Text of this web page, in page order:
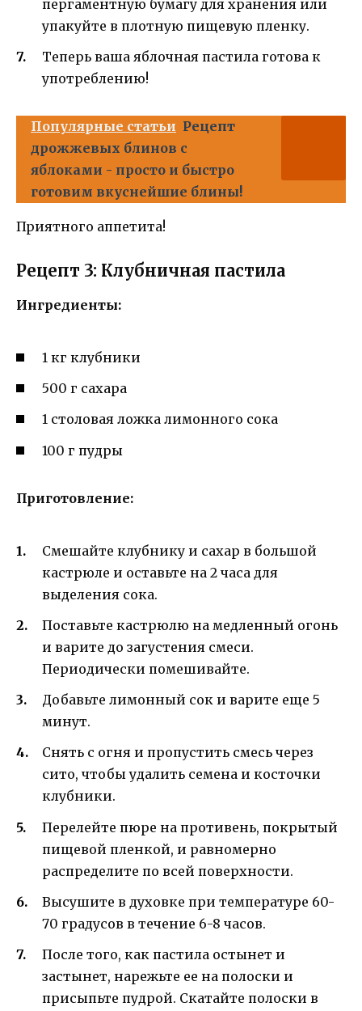
пергаментную бумагу для хранения или
упакуйте в плотную пищевую пленку.
Теперь ваша яблочная пастила готова к
употреблению!
Популярные статьи Рецепт
дрожжевых блинов с
яблоками - просто и быстро
готовим вкуснейшие блины!
Приятного аппетита!
Рецепт 3: Клубничная пастила
Ингредиенты:
1 кг клубники
500 г сахара
1 столовая ложка лимонного сока
100 г пудры
Приготовление:
Смешайте клубнику и сахар в большой
кастрюле и оставьте на 2 часа для
выделения сока.
Поставьте кастрюлю на медленный огонь
и варите до загустения смеси.
Периодически помешивайте.
Добавьте лимонный сок и варите еще 5
минут.
Снять с огня и пропустить смесь через
сито, чтобы удалить семена и косточки
клубники.
Перелейте пюре на противень, покрытый
пищевой пленкой, и равномерно
распределите по всей поверхности.
Высушите в духовке при температуре 60-
70 градусов в течение 6-8 часов.
После того, как пастила остынет и
застынет, нарежьте ее на полоски и
присыпьте пудрой. Скатайте полоски в